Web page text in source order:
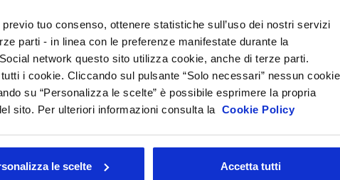
tuo consenso, ottenere statistiche sull’uso dei nostri servizi
parti - in linea con le preferenze manifestate durante la
network questo sito utilizza cookie, anche di terze parti.
i cookie. Cliccando sul pulsante “Solo necessari” nessun cookie
su “Personalizza le scelte” è possibile esprimere la propria
sito. Per ulteriori informazioni consulta la Cookie Policy
le scelte Accetta tutti
REACH e CLP
Sicurezza Prodotti cosmetici
Codici doganali e accise
Altre normative
Archivio presentazioni
FAQ
Archivio